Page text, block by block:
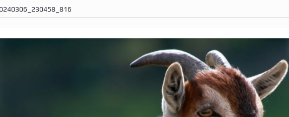
HUKUM MEMBAYAR ZAKAT DENGAN CARA MENGANGSUR